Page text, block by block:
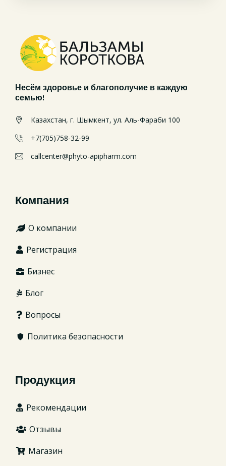
Несём здоровье и благополучие в каждую
семью!
Казахстан, г. Шымкент, ул. Аль-Фараби 100
+7(705)758-32-99
callcenter@phyto-apipharm.com
Компания
О компании
Регистрация
Бизнес
Блог
Вопросы
Политика безопасности
Продукция
Рекомендации
Отзывы
Магазин